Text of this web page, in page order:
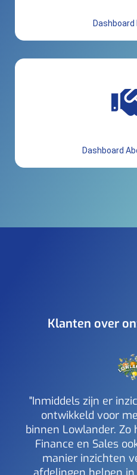
Dashboard
Klanten over
"Inmiddels zijn er
ontwikkeld voor
binnen Lowlander. Zo
Finance en Sales
manier inzichten